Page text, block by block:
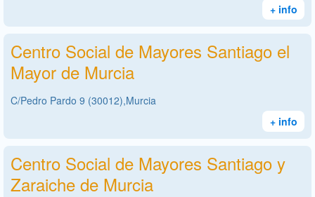
+ info
Centro Social de Mayores Santiago el
Mayor de Murcia
C/Pedro Pardo 9 (30012),Murcia
+ info
Centro Social de Mayores Santiago y
Zaraiche de Murcia